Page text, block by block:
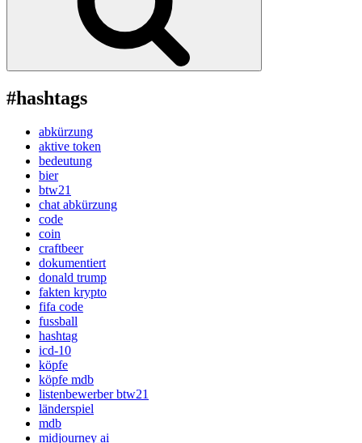
#hashtags
abkürzung
aktive token
bedeutung
bier
btw21
chat abkürzung
code
coin
craftbeer
dokumentiert
donald trump
fakten krypto
fifa code
fussball
hashtag
icd-10
köpfe
köpfe mdb
listenbewerber btw21
länderspiel
mdb
midjourney ai